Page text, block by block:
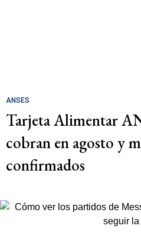
ANSES
Tarjeta Alimentar
cobran en agosto y
confirmados